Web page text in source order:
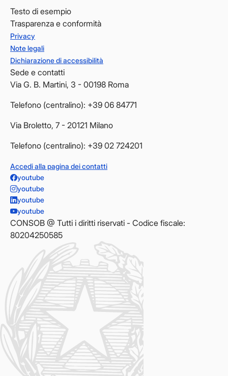
Testo di esempio
Trasparenza e conformità
Privacy
Note legali
Dichiarazione di accessibilità
Sede e contatti
Via G. B. Martini, 3 - 00198 Roma
Telefono (centralino): +39 06 84771
Via Broletto, 7 - 20121 Milano
Telefono (centralino): +39 02 724201
Accedi alla pagina dei contatti
youtube
youtube
youtube
youtube
CONSOB @ Tutti i diritti riservati - Codice fiscale:
80204250585